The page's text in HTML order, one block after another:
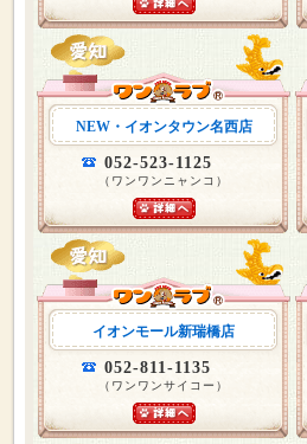
NEW・イオンタウン名西店
052-523-1125
（ワンワンニャンコ）
イオンモール新瑞橋店
052-811-1135
（ワンワンサイコー）